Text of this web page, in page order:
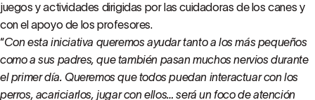
juegos y actividades dirigidas por las cuidadoras de los canes y
con el apoyo de los profesores.
“Con esta iniciativa queremos ayudar tanto a los más pequeños
como a sus padres, que también pasan muchos nervios durante
el primer día. Queremos que todos puedan interactuar con los
perros, acariciarlos, jugar con ellos… será un foco de atención